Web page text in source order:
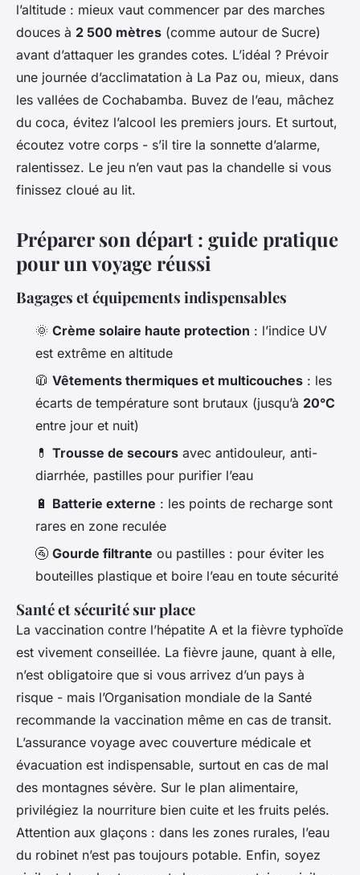
l’altitude : mieux vaut commencer par des marches
douces à 2 500 mètres (comme autour de Sucre)
avant d’attaquer les grandes cotes. L’idéal ? Prévoir
une journée d’acclimatation à La Paz ou, mieux, dans
les vallées de Cochabamba. Buvez de l’eau, mâchez
du coca, évitez l’alcool les premiers jours. Et surtout,
écoutez votre corps - s’il tire la sonnette d’alarme,
ralentissez. Le jeu n’en vaut pas la chandelle si vous
finissez cloué au lit.
Préparer son départ : guide pratique
pour un voyage réussi
Bagages et équipements indispensables
🌞 Crème solaire haute protection : l’indice UV
est extrême en altitude
🧥 Vêtements thermiques et multicouches : les
écarts de température sont brutaux (jusqu’à 20°C
entre jour et nuit)
💊 Trousse de secours avec antidouleur, anti-
diarrhée, pastilles pour purifier l’eau
🔋 Batterie externe : les points de recharge sont
rares en zone reculée
🚰 Gourde filtrante ou pastilles : pour éviter les
bouteilles plastique et boire l’eau en toute sécurité
Santé et sécurité sur place
La vaccination contre l’hépatite A et la fièvre typhoïde
est vivement conseillée. La fièvre jaune, quant à elle,
n’est obligatoire que si vous arrivez d’un pays à
risque - mais l’Organisation mondiale de la Santé
recommande la vaccination même en cas de transit.
L’assurance voyage avec couverture médicale et
évacuation est indispensable, surtout en cas de mal
des montagnes sévère. Sur le plan alimentaire,
privilégiez la nourriture bien cuite et les fruits pelés.
Attention aux glaçons : dans les zones rurales, l’eau
du robinet n’est pas toujours potable. Enfin, soyez